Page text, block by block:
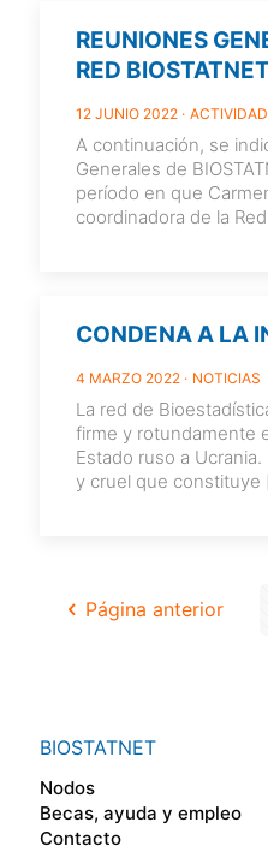
REUNIONES
RED
CARMEN
12 JUNIO 2022
A continuación, se
Generales de
período en que
coordinadora de la
CONDENA A LA
4 MARZO 2022 NOTICIAS
La red de
firme y rotundamente
Estado ruso a
y cruel que constituye
Página anterior
BIOSTATNET
Nodos
Becas, ayuda y empleo
Contacto